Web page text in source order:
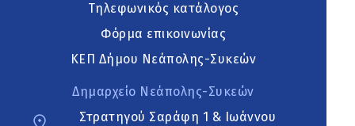
Τηλεφωνικός κατάλογος
Φόρμα επικοινωνίας
ΚΕΠ Δήμου Νεάπολης-Συκεών
Δημαρχείο Νεάπολης-Συκεών
Στρατηγού Σαράφη 1 & Ιωάννου